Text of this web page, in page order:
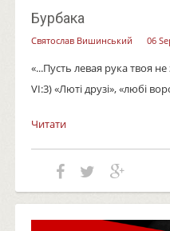
Бурбака
Святослав Вишинський 06
«...Пусть левая рука твоя
VI:3) «Люті друзі», «любі
Читати